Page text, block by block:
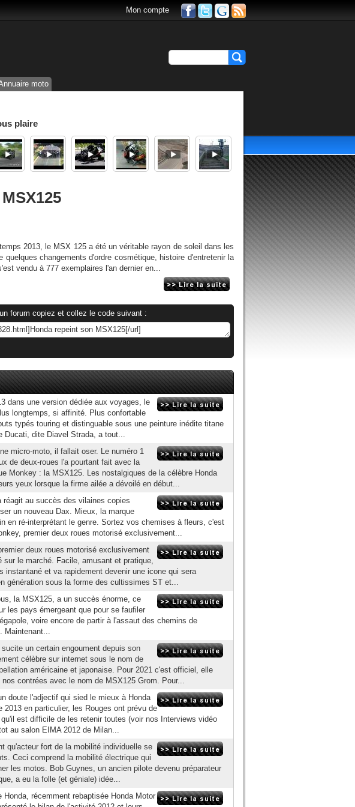
Mon compte
moto
plaire
2013, le MSX 125 a été un véritable rayon de soleil dans les
changements d'ordre cosmétique, histoire d'entretenir la
vendu à 777 exemplaires l'an dernier en...
forum copiez et collez le code suivant :
dans une version dédiée aux voyages, le
longtemps, si affinité. Plus confortable
typés touring et distinguable sous une peinture inédite titane
Ducati, dite Diavel Strada, a tout...
micro-moto, il fallait oser. Le numéro 1
de deux-roues l'a pourtant fait avec la
Monkey : la MSX125. Les nostalgiques de la célèbre Honda
yeux lorsque la firme ailée a dévoilé en début...
réagit au succès des vilaines copies
un nouveau Dax. Mieux, la marque
en ré-interprétant le genre. Sortez vos chemises à fleurs, c'est
premier deux roues motorisé exclusivement...
deux roues motorisé exclusivement
le marché. Facile, amusant et pratique,
instantané et va rapidement devenir une icone qui sera
génération sous la forme des cultissimes ST et...
la MSX125, a un succès énorme, ce
les pays émergeant que pour se faufiler
voire encore de partir à l'assaut des chemins de
Maintenant...
un certain engoument depuis son
célèbre sur internet sous le nom de
américaine et japonaise. Pour 2021 c'est officiel, elle
contrées avec le nom de MSX125 Grom. Pour...
doute l'adjectif qui sied le mieux à Honda
2013 en particulier, les Rouges ont prévu de
est difficile de les retenir toutes (voir nos Interviews vidéo
au salon EIMA 2012 de Milan...
qu'acteur fort de la mobilité individuelle se
Ceci comprend la mobilité électrique qui
les motos. Bob Guynes, un ancien pilote devenu préparateur
a eu la folle (et géniale) idée...
récemment rebaptisée Honda Motor